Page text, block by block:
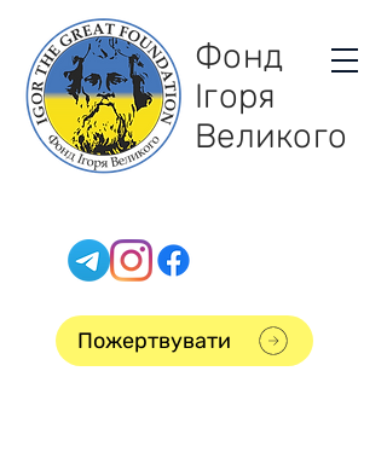
Фонд
Ігоря
Великого
Пожертвувати